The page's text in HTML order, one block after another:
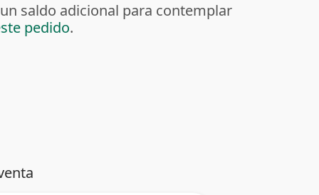
saldo adicional para contemplar
pedido.